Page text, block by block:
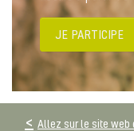
JE PARTICIPE
Allez sur le site web